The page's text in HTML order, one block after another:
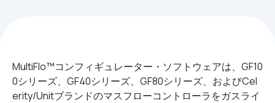
MultiFlo™コンフィギュレーター・ソフトウェアは、GF10
0シリーズ、GF40シリーズ、GF80シリーズ、およびCel
erity/Unitブランドのマスフローコントローラをガスライ